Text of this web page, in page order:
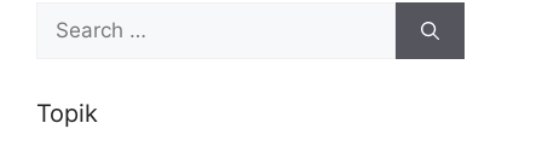
Search
for:
Topik